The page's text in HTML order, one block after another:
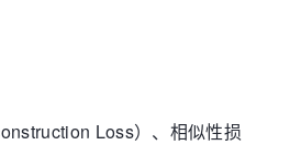
Loss）、相似性损